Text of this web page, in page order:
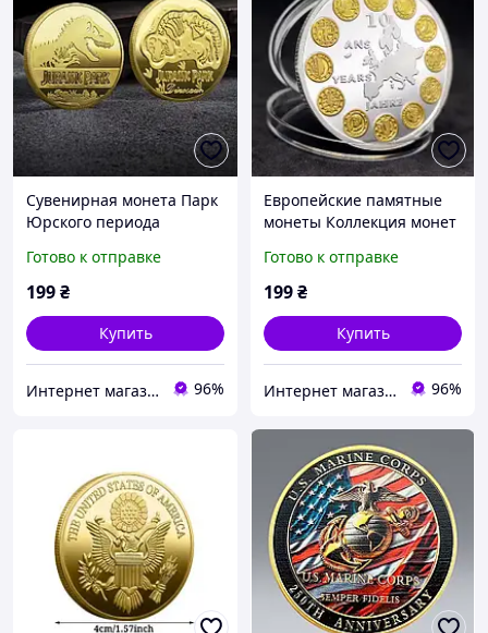
Сувенирная монета Парк
Юрского периода
Готово к отправке
199₴
Купить
Интернет магазин GSM-V 96%
Европейские памятные
монеты Коллекция монет
Готово к отправке
199₴
Купить
Интернет магазин GSM-V 96%